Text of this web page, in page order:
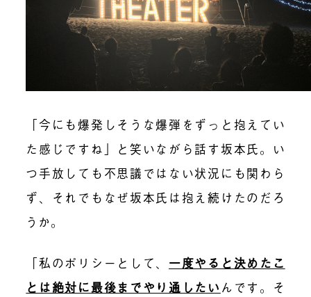
「今にも爆発しそうな爆弾をずっと抱えてい
た感じですね」と笑いながら話す坂本氏。い
つ手放しても不思議ではない状況にも関わら
ず、それでもなぜ坂本氏は抱え続けたのだろ
うか。
「私のポリシーとして、 一度やると決めたこ
とは絶対に最後までやり通したい んです。そ